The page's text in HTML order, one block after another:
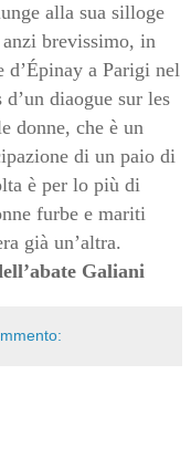
alla sua silloge
brevissimo, in
a Parigi nel
diaogue sur les
donne, che è un
di un paio di
è per lo più di
furbe e mariti
già un’altra.
Galiani